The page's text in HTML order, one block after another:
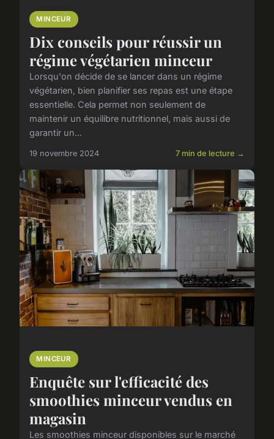
MINCEUR
Dix conseils pour réussir un
régime végétarien minceur
Lorsqu'on décide de se lancer dans un régime
végétarien, bien planifier ses repas est une étape
essentielle. Cela permet non seulement de
maintenir un équilibre nutritionnel, mais aussi de
garantir un...
19 novembre 2024 7 min de lecture →
MINCEUR
Enquête sur l'efficacité des
smoothies minceur vendus en
magasin
Les smoothies minceur disponibles sur le marché